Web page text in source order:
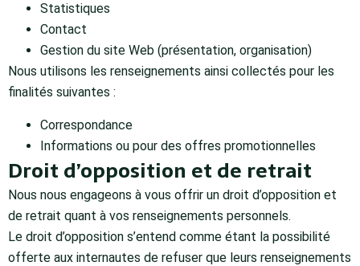
Statistiques
Contact
Gestion du site Web (présentation, organisation)
Nous utilisons les renseignements ainsi collectés pour les
finalités suivantes :
Correspondance
Informations ou pour des offres promotionnelles
Droit d’opposition et de retrait
Nous nous engageons à vous offrir un droit d’opposition et
de retrait quant à vos renseignements personnels.
Le droit d’opposition s’entend comme étant la possibilité
offerte aux internautes de refuser que leurs renseignements